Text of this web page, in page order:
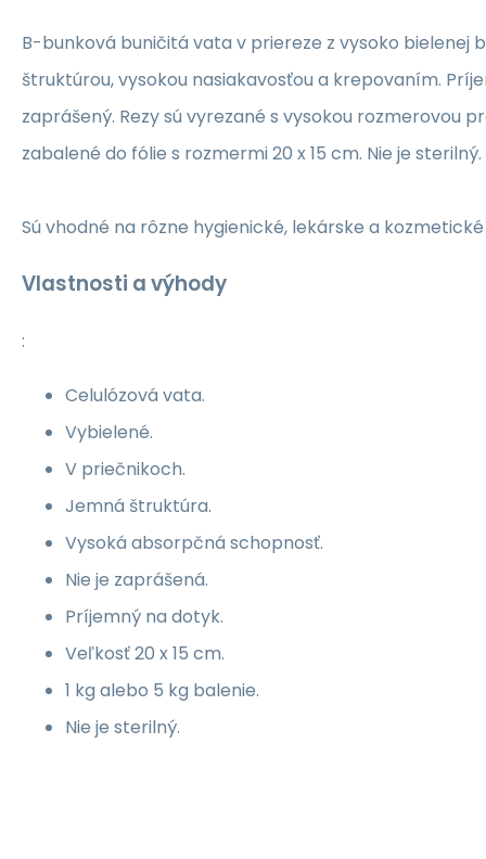
B-bunková buničitá vata v priereze z vysoko bielenej
štruktúrou, vysokou nasiakavosťou a krepovaním.
zaprášený. Rezy sú vyrezané s vysokou rozmerovou
zabalené do fólie s rozmermi 20 x 15 cm. Nie je sterilný.
Sú vhodné na rôzne hygienické, lekárske a
Vlastnosti a výhody
:
Celulózová vata.
Vybielené.
V priečnikoch.
Jemná štruktúra.
Vysoká absorpčná schopnosť.
Nie je zaprášená.
Príjemný na dotyk.
Veľkosť 20 x 15 cm.
1 kg alebo 5 kg balenie.
Nie je sterilný.